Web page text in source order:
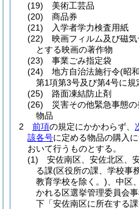
(19)
美術工芸品
(20)
商品券
(21)
入学者学力検査用紙
(22)
映画フィルム及び磁
とする映画の著作物
(23)
事業ごみ指定袋
(24)
地方自治法施行令(昭
第1項第3号及び第4号に規
(25)
路面凍結防止剤
(26)
災害その他緊急事態
物品
2
前項の規定にかかわらず、
該各号に定める物品の購入
おいて行うものとする。
(1)
安佐南区、安佐北区、
る課(区役所の課、学校事
教育学校を除く。) 、中区
かれる区選挙管理委員会
下「安佐南区に所在する